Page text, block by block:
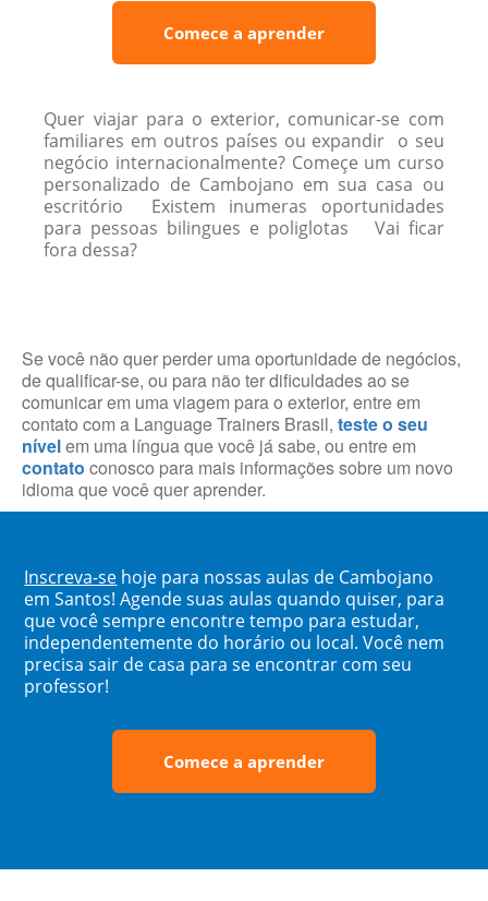
Comece a aprender
Quer viajar para o exterior, comunicar-se com
familiares em outros países ou expandir o seu
negócio internacionalmente? Começe um curso
personalizado de Cambojano em sua casa ou
escritório Existem inumeras oportunidades
para pessoas bilingues e poliglotas Vai ficar
fora dessa?
Se você não quer perder uma oportunidade de negócios,
de qualificar-se, ou para não ter dificuldades ao se
comunicar em uma viagem para o exterior, entre em
contato com a Language Trainers Brasil, teste o seu
nívelem uma língua que você já sabe, ou entre em
contato conosco para mais informações sobre um novo
idioma que você quer aprender.
Inscreva-se hoje para nossas aulas de Cambojano
em Santos! Agende suas aulas quando quiser, para
que você sempre encontre tempo para estudar,
independentemente do horário ou local. Você nem
precisa sair de casa para se encontrar com seu
professor!
Comece a aprender